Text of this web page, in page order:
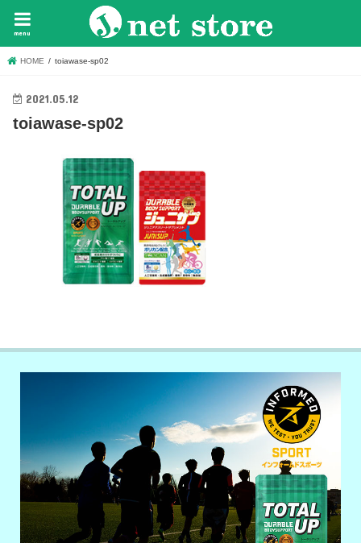
menu
HOME toiawase-sp02
2021.05.12
toiawase-sp02